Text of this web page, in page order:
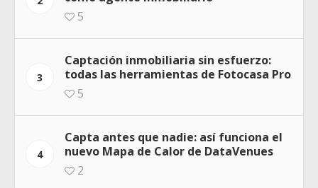
5
3
Captación inmobiliaria sin esfuerzo:
todas las herramientas de Fotocasa Pro
5
4
Capta antes que nadie: así funciona el
nuevo Mapa de Calor de DataVenues
2